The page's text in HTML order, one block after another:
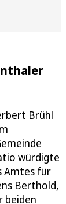
Brühl
würdigte
Amtes für
Berthold,
beiden